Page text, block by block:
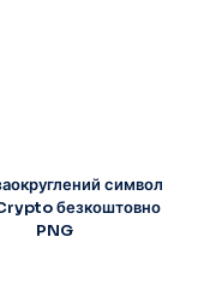
символ
безкоштовно
PNG